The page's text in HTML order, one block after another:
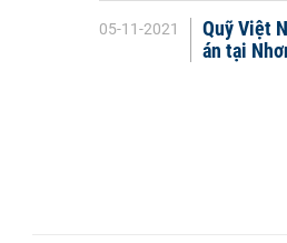
05-11-2021
Quỹ Việt
án tại